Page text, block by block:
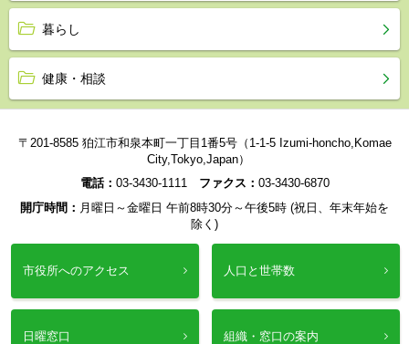
暮らし
健康・相談
〒201-8585 狛江市和泉本町一丁目1番5号（1-1-5 Izumi-honcho,Komae
City,Tokyo,Japan）
電話： 03-3430-1111 ファクス： 03-3430-6870
開庁時間： 月曜日～金曜日 午前8時30分～午後5時 (祝日、年末年始を
除く)
市役所へのアクセス 人口と世帯数
日曜窓口 組織・窓口の案内